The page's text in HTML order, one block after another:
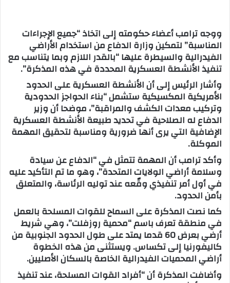
ووجه ترامب أعضاء حكومته إلى اتخاذ “جميع الإجراءات
المناسبة” لتمكين وزارة الدفاع من استخدام الأراضي
الفيدرالية والسيطرة عليها “بالقدر اللازم وبما يتناسب مع
تنفيذ الأنشطة العسكرية المحددة في هذه المذكرة”.
وأشار الرئيس إلى أن الأنشطة العسكرية على الحدود
الأمريكية المكسيكية ستشمل “بناء الحواجز الحدودية
وتركيب معدات الكشف والمراقبة”، موضحا أن وزير
الدفاع له الصلاحية في تحديد طبيعة الأنشطة العسكرية
الإضافية التي يرى أنها ضرورية ومناسبة لتحقيق المهمة
الموكلة.
وأكد ترامب أن المهمة تتمثل في “الدفاع عن سيادة
وسلامة أراضي الولايات المتحدة”، وهو ما تم التأكيد عليه
في أول أمر تنفيذي وقّعه عند توليه الرئاسة، والمتعلق
بأمن الحدود.
كما نصت المذكرة على السماح للقوات المسلحة بالعمل
في منطقة تعرف باسم “محمية روزفلت”، وهي شريط
أرضي بعرض 60 قدما يمتد على طول الحدود الجنوبية من
كاليفورنيا إلى تكساس. ويستثنى من هذه الخطوة
أراضي المحميات الفيدرالية الخاصة بالسكان الأصليين.
وأضافت المذكرة أن “أفراد القوات المسلحة، عند تنفيذ